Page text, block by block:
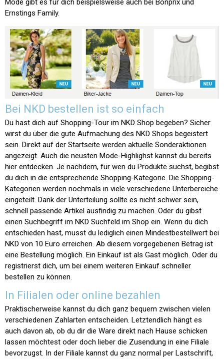
Mode gibt es für dich beispielsweise auch bei Bonprix und
Ernstings Family.
Bei NKD bestellen ist so einfach
Du hast dich auf Shopping-Tour im NKD Shop begeben? Sicher
wirst du über die gute Aufmachung des NKD Shops begeistert
sein. Direkt auf der Startseite werden aktuelle Sonderaktionen
angezeigt. Auch die neusten Mode-Highlighst kannst du bereits
hier entdecken. Je nachdem, für wen du Produkte suchst, begibst
du dich in die entsprechende Shopping-Kategorie. Die Shopping-
Kategorien werden nochmals in viele verschiedene Unterbereiche
eingeteilt. Dank der Unterteilung sollte es nicht schwer sein,
schnell passende Artikel ausfindig zu machen. Oder du gibst
einen Suchbegriff im NKD Suchfeld im Shop ein. Wenn du dich
entschieden hast, musst du lediglich einen Mindestbestellwert bei
NKD von 10 Euro erreichen. Ab diesem vorgegebenen Betrag ist
eine Bestellung möglich. Ein Einkauf ist als Gast möglich. Oder du
registrierst dich, um bei einem weiteren Einkauf schneller
bestellen zu können.
In Filialen oder online bezahlen
Praktischerweise kannst du dich ganz bequem zwischen vielen
verschiedenen Zahlarten entscheiden. Letztendlich hängt es
auch davon ab, ob du dir die Ware direkt nach Hause schicken
lassen möchtest oder doch lieber die Zusendung in eine Filiale
bevorzugst. In der Filiale kannst du ganz normal per Lastschrift,